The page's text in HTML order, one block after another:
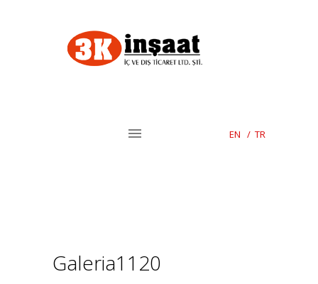
EN / TR
Galeria1120